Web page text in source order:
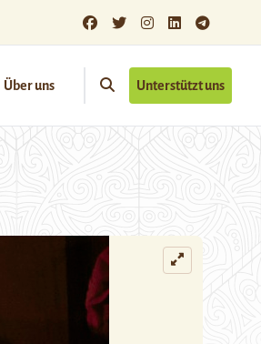
Über uns Unterstützt uns